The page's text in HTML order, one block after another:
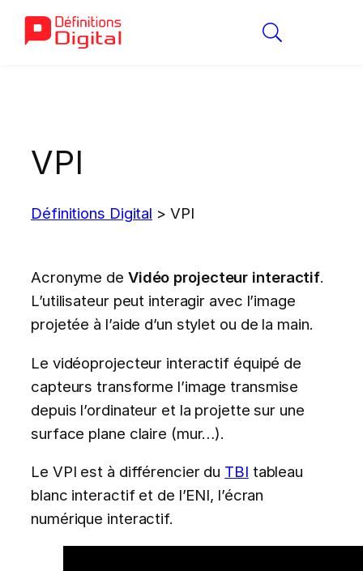
VPI
Définitions Digital > VPI
Acronyme de Vidéo projecteur interactif.
L’utilisateur peut interagir avec l’image
projetée à l’aide d’un stylet ou de la main.
Le vidéoprojecteur interactif équipé de
capteurs transforme l’image transmise
depuis l’ordinateur et la projette sur une
surface plane claire (mur…).
Le VPI est à différencier du TBI tableau
blanc interactif et de l’ENI, l’écran
numérique interactif.